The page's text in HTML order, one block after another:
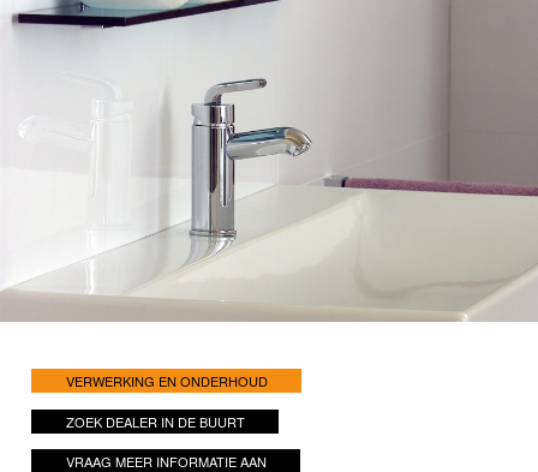
VERWERKING EN ONDERHOUD
ZOEK DEALER IN DE BUURT
VRAAG MEER INFORMATIE AAN